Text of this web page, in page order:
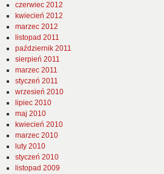
czerwiec 2012
kwiecień 2012
marzec 2012
listopad 2011
październik 2011
sierpień 2011
marzec 2011
styczeń 2011
wrzesień 2010
lipiec 2010
maj 2010
kwiecień 2010
marzec 2010
luty 2010
styczeń 2010
listopad 2009